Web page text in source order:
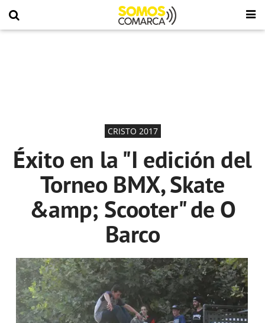
CRISTO 2017
Éxito en la "I edición del
Torneo BMX, Skate
&amp; Scooter" de O
Barco